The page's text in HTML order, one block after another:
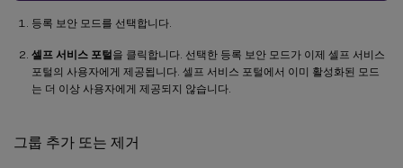
등록 보안 모드를 선택합니다.
셀프 서비스 포털 을 클릭합니다. 선택한 등록 보안 모드가 이제 셀프 서비스
포털의 사용자에게 제공됩니다. 셀프 서비스 포털에서 이미 활성화된 모드
는 더 이상 사용자에게 제공되지 않습니다.
그룹 추가 또는 제거